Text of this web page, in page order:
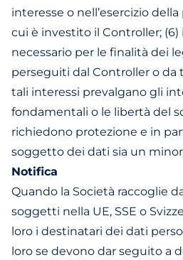
interesse o nell’esercizio
cui è investito il Controller;
necessario per le finalità dei
perseguiti dal Controller o da
tali interessi prevalgano gli
fondamentali o le libertà del
richiedono protezione e in
soggetto dei dati sia un
Notifica
Quando la Società raccoglie
soggetti nella UE, SSE o
loro i destinatari dei dati
loro se devono dar seguito a